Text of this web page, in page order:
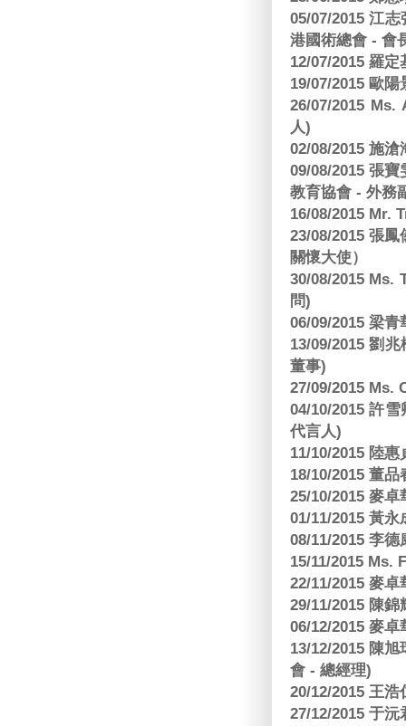
05/07/2015 江
港國術總會 - 會
12/07/2015 羅
19/07/2015 歐
26/07/2015
人)
02/08/2015 施
09/08/2015 張
教育協會 - 外務
16/08/2015 Mr.
23/08/2015 張
關懷大使）
30/08/2015 Ms.
問)
06/09/2015 梁
13/09/2015 劉
董事)
27/09/2015 Ms.
04/10/2015 許
代言人)
11/10/2015 陸
18/10/2015 董
25/10/2015 麥
01/11/2015 黃
08/11/2015 李
15/11/2015 Ms.
22/11/2015 麥
29/11/2015 陳
06/12/2015 麥
13/12/2015 陳
會 - 總經理)
20/12/2015 王
27/12/2015 于